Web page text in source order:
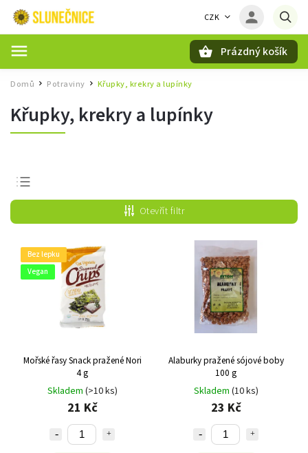
CZK
Prázdný košík
Domů / Potraviny Křupky, krekry a lupínky
Křupky, krekry a lupínky
Nejprodávanější
Nejlevnější
Nejdražší
Abecedně
Otevřít filtr
Bez lepku
Vegan
Mořské řasy Snack pražené Nori
4 g
Skladem (>10 ks)
21 Kč
Alaburky pražené sójové boby
100 g
Skladem (10 ks)
23 Kč